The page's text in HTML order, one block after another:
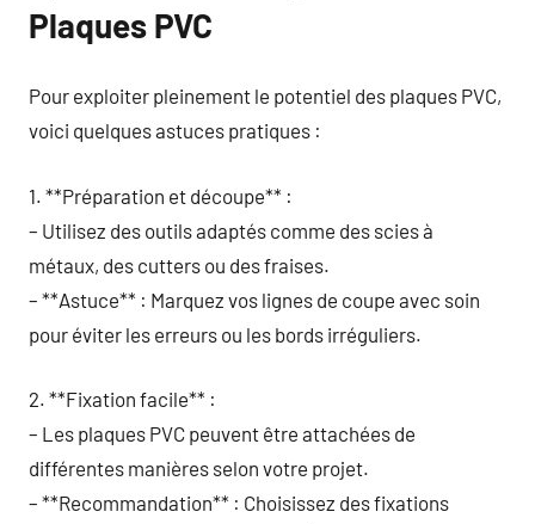
Plaques PVC
Pour exploiter pleinement le potentiel des plaques PVC,
voici quelques astuces pratiques :
1. **Préparation et découpe** :
– Utilisez des outils adaptés comme des scies à
métaux, des cutters ou des fraises.
– **Astuce** : Marquez vos lignes de coupe avec soin
pour éviter les erreurs ou les bords irréguliers.
2. **Fixation facile** :
– Les plaques PVC peuvent être attachées de
différentes manières selon votre projet.
– **Recommandation** : Choisissez des fixations